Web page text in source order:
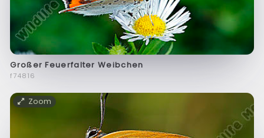
Großer Feuerfalter Weibchen
f74816
Zoom